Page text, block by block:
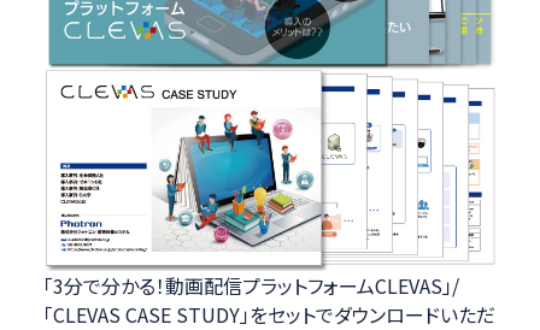
「3分で分かる！動画配信プラットフォームCLEVAS」/
「CLEVAS CASE STUDY」をセットでダウンロードいただ